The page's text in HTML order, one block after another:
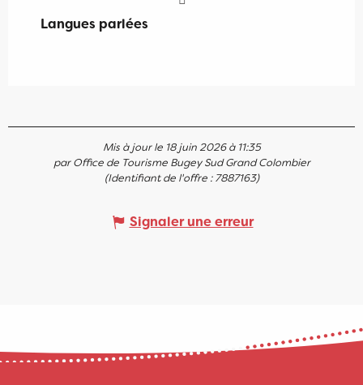
Langues parlées
Langues parlées
Mis à jour le 18 juin 2026 à 11:35
par Office de Tourisme Bugey Sud Grand Colombier
(Identifiant de l'offre :7887163)
Signaler une erreur